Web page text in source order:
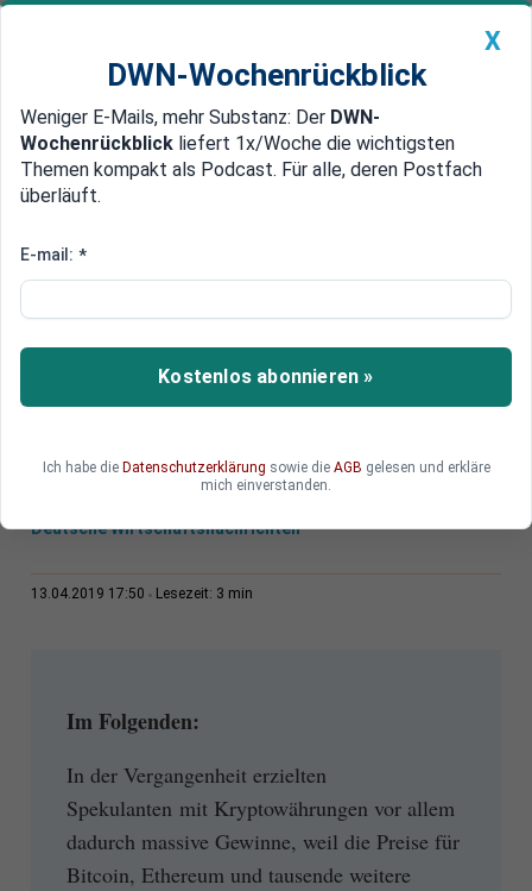
Newsticker MEIN DWN: Geldanlage Premium
Edelmetalle DWN-Magazin China
Mehr als herkömmliche Banken
Diese Bitcoin-Konten zahlen
Zinsen von bis zu 6 Prozent
Seit Jahresbeginn sind eine ganze Reihe von
Deutsche Wirtschaftsnachrichten
13.04.2019 17:50 Lesezeit: 3 min
Im Folgenden:
In der Vergangenheit erzielten
Spekulanten mit Kryptowährungen vor allem
dadurch massive Gewinne, weil die Preise für
Bitcoin, Ethereum und tausende weitere
X
DWN-Wochenrückblick
Weniger E-Mails, mehr Substanz: Der DWN-
Wochenrückblick liefert 1x/Woche die wichtigsten
Themen kompakt als Podcast. Für alle, deren Postfach
überläuft.
E-mail: *
Kostenlos abonnieren »
Ich habe die Datenschutzerklärung sowie die AGB gelesen und erkläre
mich einverstanden.